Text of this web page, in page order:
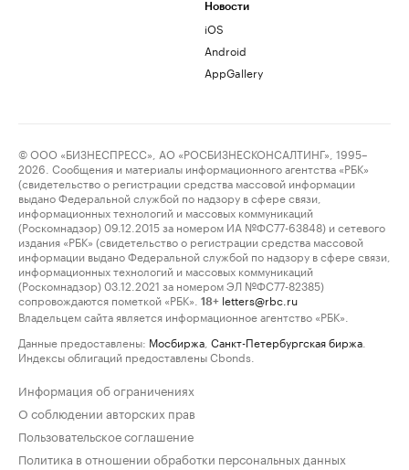
Новости
iOS
Android
AppGallery
© ООО «БИЗНЕСПРЕСС», АО «РОСБИЗНЕСКОНСАЛТИНГ», 1995–
2026. Сообщения и материалы информационного агентства «РБК»
(свидетельство о регистрации средства массовой информации
выдано Федеральной службой по надзору в сфере связи,
информационных технологий и массовых коммуникаций
(Роскомнадзор) 09.12.2015 за номером ИА №ФС77-63848) и сетевого
издания «РБК» (свидетельство о регистрации средства массовой
информации выдано Федеральной службой по надзору в сфере связи,
информационных технологий и массовых коммуникаций
(Роскомнадзор) 03.12.2021 за номером ЭЛ №ФС77-82385)
сопровождаются пометкой «РБК».
18+ letters@rbc.ru
Владельцем сайта является информационное агентство «РБК».
Данные предоставлены: Мосбиржа Санкт-Петербургская биржа
Индексы облигаций предоставлены Cbonds.
Информация об ограничениях
О соблюдении авторских прав
Пользовательское соглашение
Политика в отношении обработки персональных данных